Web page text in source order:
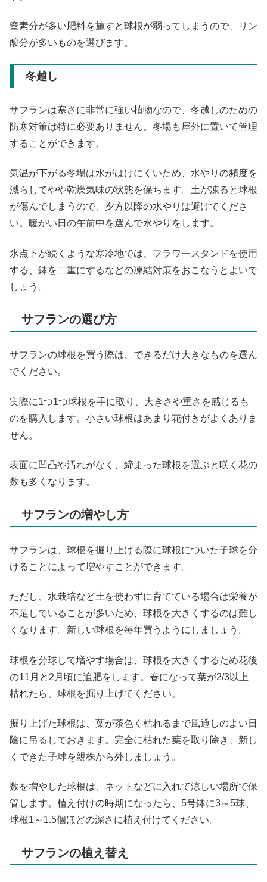
窒素分が多い肥料を施すと球根が弱ってしまうので、リン
酸分が多いものを選びます。
冬越し
サフランは寒さに非常に強い植物なので、冬越しのための
防寒対策は特に必要ありません。冬場も屋外に置いて管理
することができます。
気温が下がる冬場は水がはけにくいため、水やりの頻度を
減らしてやや乾燥気味の状態を保ちます。土が凍ると球根
が傷んでしまうので、夕方以降の水やりは避けてくださ
い。暖かい日の午前中を選んで水やりをします。
氷点下が続くような寒冷地では、フラワースタンドを使用
する、鉢を二重にするなどの凍結対策をおこなうとよいで
しょう。
サフランの選び方
サフランの球根を買う際は、できるだけ大きなものを選ん
でください。
実際に1つ1つ球根を手に取り、大きさや重さを感じるも
のを購入します。小さい球根はあまり花付きがよくありま
せん。
表面に凹凸や汚れがなく、締まった球根を選ぶと咲く花の
数も多くなります。
サフランの増やし方
サフランは、球根を掘り上げる際に球根についた子球を分
けることによって増やすことができます。
ただし、水栽培など土を使わずに育てている場合は栄養が
不足していることが多いため、球根を大きくするのは難し
くなります。新しい球根を毎年買うようにしましょう。
球根を分球して増やす場合は、球根を大きくするため花後
の11月と2月頃に追肥をします。春になって葉が2/3以上
枯れたら、球根を掘り上げてください。
掘り上げた球根は、葉が茶色く枯れるまで風通しのよい日
陰に吊るしておきます。完全に枯れた葉を取り除き、新し
くできた子球を親株から外しましょう。
数を増やした球根は、ネットなどに入れて涼しい場所で保
管します。植え付けの時期になったら、5号鉢に3～5球、
球根1～1.5個ほどの深さに植え付けてください。
サフランの植え替え